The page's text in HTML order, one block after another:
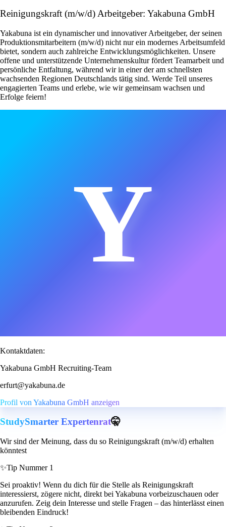
Reinigungskraft (m/w/d) Arbeitgeber: Yakabuna GmbH
Yakabuna ist ein dynamischer und innovativer Arbeitgeber, der seinen
Produktionsmitarbeitern (m/w/d) nicht nur ein modernes Arbeitsumfeld
bietet, sondern auch zahlreiche Entwicklungsmöglichkeiten. Unsere
offene und unterstützende Unternehmenskultur fördert Teamarbeit und
persönliche Entfaltung, während wir in einer der am schnellsten
wachsenden Regionen Deutschlands tätig sind. Werde Teil unseres
engagierten Teams und erlebe, wie wir gemeinsam wachsen und
Erfolge feiern!
Y
Kontaktdaten:
Yakabuna GmbH Recruiting-Team
erfurt@yakabuna.de
Profil von Yakabuna GmbH anzeigen
StudySmarter Expertenrat🤫
Wir sind der Meinung, dass du so Reinigungskraft (m/w/d) erhalten
könntest
✨Tip Nummer 1
Sei proaktiv! Wenn du dich für die Stelle als Reinigungskraft
interessierst, zögere nicht, direkt bei Yakabuna vorbeizuschauen oder
anzurufen. Zeig dein Interesse und stelle Fragen – das hinterlässt einen
bleibenden Eindruck!